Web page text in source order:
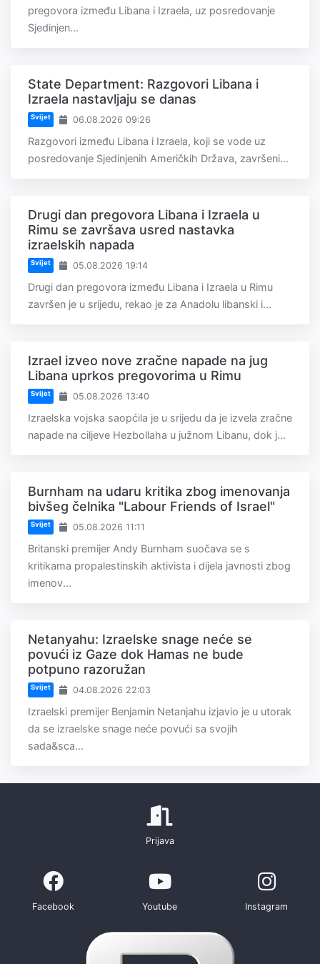
pregovora između Libana i Izraela, uz posredovanje
Sjedinjen...
State Department: Razgovori Libana i
Izraela nastavljaju se danas
Svijet 06.08.2026 09:26
Razgovori između Libana i Izraela, koji se vode uz
posredovanje Sjedinjenih Američkih Država, završeni...
Drugi dan pregovora Libana i Izraela u
Rimu se završava usred nastavka
izraelskih napada
Svijet 05.08.2026 19:14
Drugi dan pregovora između Libana i Izraela u Rimu
završen je u srijedu, rekao je za Anadolu libanski i...
Izrael izveo nove zračne napade na jug
Libana uprkos pregovorima u Rimu
Svijet 05.08.2026 13:40
Izraelska vojska saopćila je u srijedu da je izvela zračne
napade na ciljeve Hezbollaha u južnom Libanu, dok j...
Burnham na udaru kritika zbog imenovanja
bivšeg čelnika "Labour Friends of Israel"
Svijet 05.08.2026 11:11
Britanski premijer Andy Burnham suočava se s
kritikama propalestinskih aktivista i dijela javnosti zbog
imenov...
Netanyahu: Izraelske snage neće se
povući iz Gaze dok Hamas ne bude
potpuno razoružan
Svijet 04.08.2026 22:03
Izraelski premijer Benjamin Netanjahu izjavio je u utorak
da se izraelske snage neće povući sa svojih
sada&sca...
Prijava
Facebook Youtube Instagram